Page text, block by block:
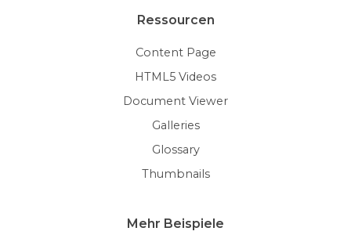
Ressourcen
Content Page
HTML5 Videos
Document Viewer
Galleries
Glossary
Thumbnails
Mehr Beispiele